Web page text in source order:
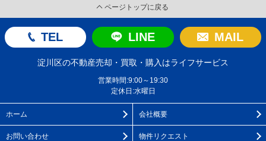
ページトップに戻る
TEL LINE MAIL
淀川区の不動産売却・買取・購入はライフサービス
営業時間:9:00～19:30
定休日:水曜日
ホーム 会社概要
お問い合わせ 物件リクエスト